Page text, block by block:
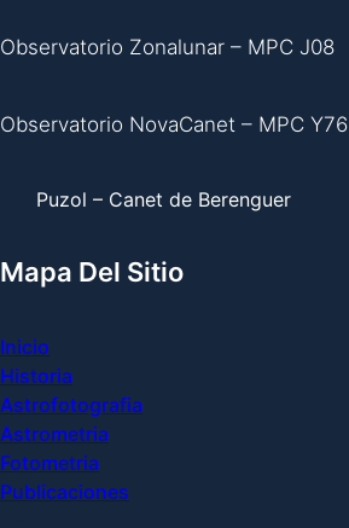
Observatorio Zonalunar – MPC J08
Observatorio NovaCanet – MPC Y76
Puzol – Canet de Berenguer
Mapa Del Sitio
Inicio
Historia
Astrofotografia
Astrometria
Fotometria
Publicaciones